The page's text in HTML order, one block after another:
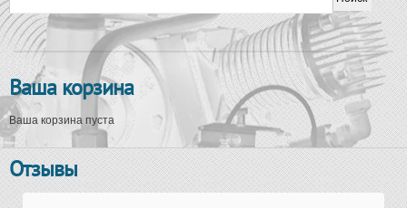
Ваша корзина
Ваша корзина пуста
Отзывы